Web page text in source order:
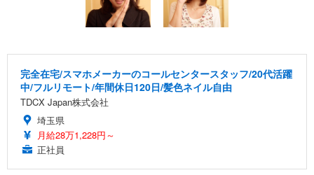
完全在宅/スマホメーカーのコールセンタースタッフ/20代活躍
中/フルリモート/年間休日120日/髪色ネイル自由
TDCX Japan株式会社
埼玉県
月給28万1,228円～
正社員